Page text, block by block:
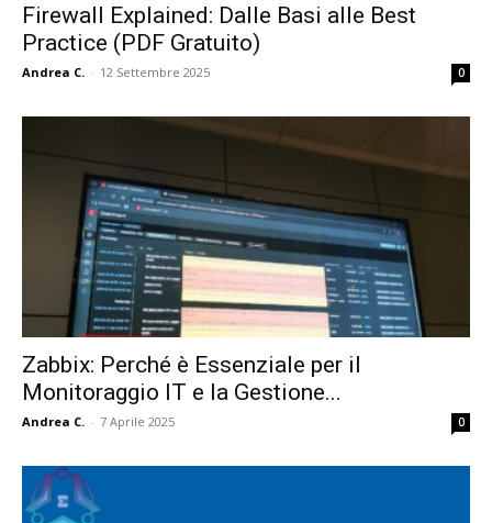
Firewall Explained: Dalle Basi alle Best
Practice (PDF Gratuito)
Andrea C. - 12 Settembre 2025 0
Zabbix: Perché è Essenziale per il
Monitoraggio IT e la Gestione...
Andrea C. - 7 Aprile 2025 0